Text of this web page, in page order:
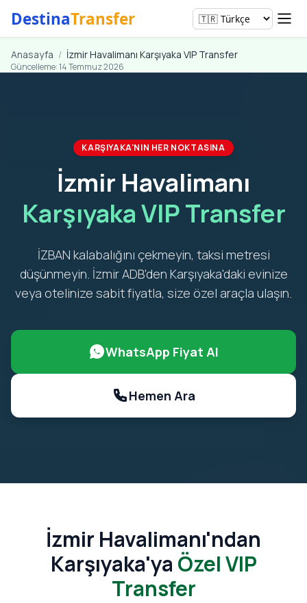
DestinaTransfer
Anasayfa / İzmir Havalimanı Karşıyaka VIP Transfer
Güncelleme: 14 Temmuz 2026
KARŞIYAKA'NIN HER NOKTASINA
İzmir Havalimanı
Karşıyaka VIP Transfer
İZBAN kalabalığını çekmeyin, taksi metresi
düşünmeyin. İzmir ADB'den Karşıyaka'daki evinize
veya otelinize sabit fiyatla, size özel araçla ulaşın.
WhatsApp Fiyat Al
Hemen Ara
İzmir Havalimanı'ndan
Karşıyaka'ya Özel VIP
Transfer